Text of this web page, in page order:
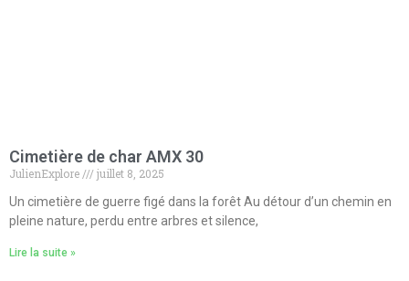
Cimetière de char AMX 30
JulienExplore
juillet 8, 2025
Un cimetière de guerre figé dans la forêt Au détour d’un chemin en
pleine nature, perdu entre arbres et silence,
Lire la suite »